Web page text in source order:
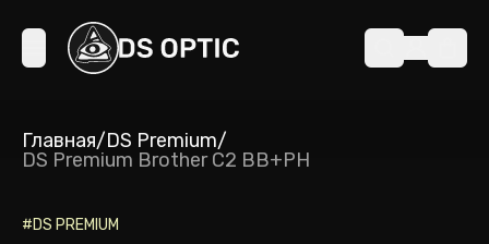
Главная/DS Premium/
DS Premium Brother C2 BB+PH
#DS PREMIUM